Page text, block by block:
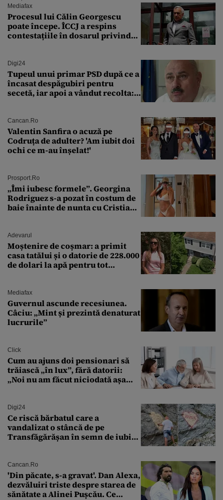
ai scenei internaționale
Mediafax
Procesul lui Călin Georgescu
poate începe. ÎCCJ a respins
contestațiile în dosarul privind
Digi24
Tupeul unui primar PSD după ce a
încasat despăgubiri pentru
secetă, iar apoi a vândut recolta:
Cancan.ro
Valentin Sanfira o acuză pe
Codruța de adulter? 'Am iubit doi
ochi ce m-au înșelat!'
Prosport.ro
„Îmi iubesc formele”. Georgina
Rodriguez s-a pozat în costum de
baie înainte de nunta cu Cristiano
Adevarul
Moștenire de coșmar: a primit
casa tatălui și o datorie de 228.000
de dolari la apă pentru tot
Mediafax
Guvernul ascunde recesiunea.
Câciu: „Mint și prezintă denaturat
lucrurile”
Click
Cum au ajuns doi pensionari să
trăiască „în lux”, fără datorii:
„Noi nu am făcut niciodată așa
Digi24
Ce riscă bărbatul care a
vandalizat o stâncă de pe
Transfăgărășan în semn de iubire
Cancan.ro
'Din păcate, s-a gravat'. Dan Alexa,
dezvăluiri triste despre starea de
sănătate a Alinei Pușcău. Ce